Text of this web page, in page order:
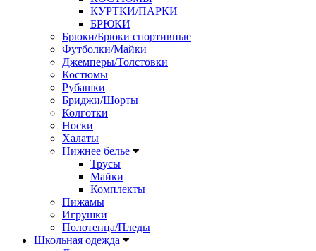
КУРТКИ/ПАРКИ
БРЮКИ
Брюки/Брюки спортивные
Футболки/Майки
Джемперы/Толстовки
Костюмы
Рубашки
Бриджи/Шорты
Колготки
Носки
Халаты
Нижнее белье
Трусы
Майки
Комплекты
Пижамы
Игрушки
Полотенца/Пледы
Школьная одежда